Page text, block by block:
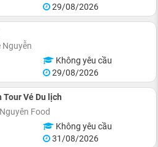
29/08/2026
Nguyễn
Không yêu cầu
29/08/2026
Tour Vé Du lịch
Food
Không yêu cầu
31/08/2026